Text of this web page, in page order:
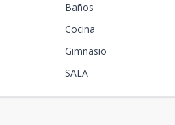
Baños
Cocina
Gimnasio
SALA